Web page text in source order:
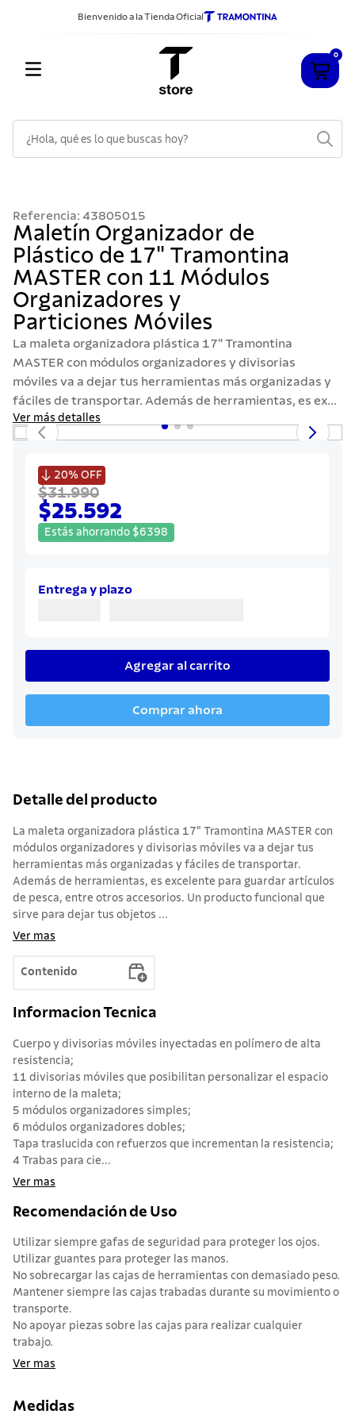
Bienvenido a la Tienda Oficial
0
Referencia: 43805015
Maletín Organizador de
Plástico de 17" Tramontina
MASTER con 11 Módulos
Organizadores y
Particiones Móviles
La maleta organizadora plástica 17" Tramontina
MASTER con módulos organizadores y divisorias
móviles va a dejar tus herramientas más organizadas y
fáciles de transportar. Además de herramientas, es ex...
Ver más detalles
 20% OFF
$31.990
$25.592
Estás ahorrando $6398
Entrega y plazo
Agregar al carrito
Comprar ahora
Detalle del producto
La maleta organizadora plástica 17" Tramontina MASTER con
módulos organizadores y divisorias móviles va a dejar tus
herramientas más organizadas y fáciles de transportar.
Además de herramientas, es excelente para guardar artículos
de pesca, entre otros accesorios. Un producto funcional que
sirve para dejar tus objetos ...
Ver mas
Contenido
Informacion Tecnica
Cuerpo y divisorias móviles inyectadas en polímero de alta
resistencia;
11 divisorias móviles que posibilitan personalizar el espacio
interno de la maleta;
5 módulos organizadores simples;
6 módulos organizadores dobles;
Tapa traslucida con refuerzos que incrementan la resistencia;
4 Trabas para cie...
Ver mas
Recomendación de Uso
Utilizar siempre gafas de seguridad para proteger los ojos.
Utilizar guantes para proteger las manos.
No sobrecargar las cajas de herramientas con demasiado peso.
Mantener siempre las cajas trabadas durante su movimiento o
transporte.
No apoyar piezas sobre las cajas para realizar cualquier
trabajo.
Ver mas
Medidas
2 .
sarten
3.
cubiertos
4.
ollas
5
acero inoxidable
6.
grano
7.
442
8.
solar
9.
cuchillo